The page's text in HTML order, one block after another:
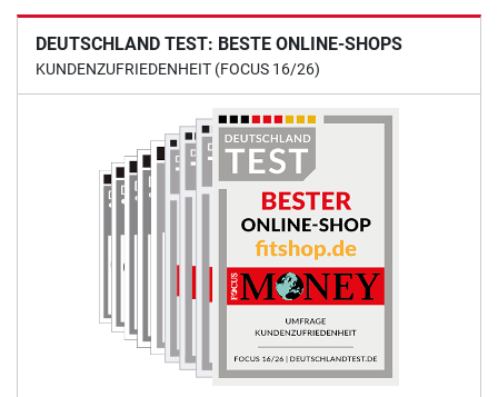
DEUTSCHLAND TEST: BESTE ONLINE-SHOPS
KUNDENZUFRIEDENHEIT (FOCUS 16/26)